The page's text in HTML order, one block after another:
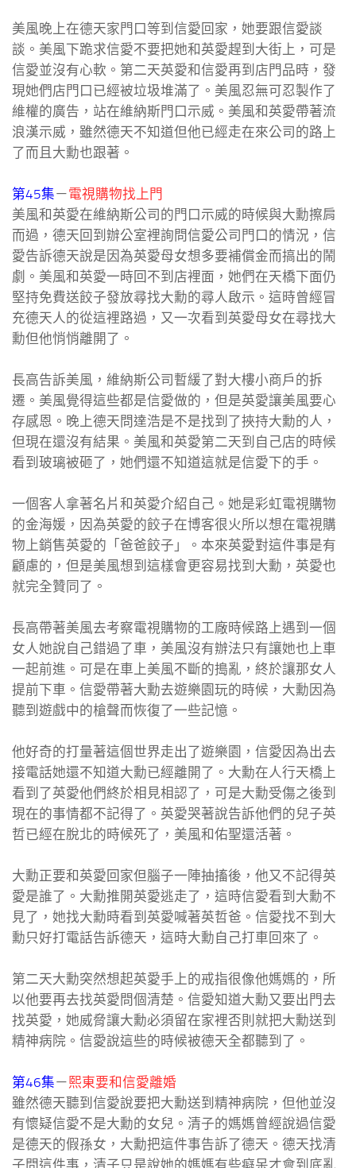
美風晚上在德天家門口等到信愛回家，她要跟信愛談
談。美風下跪求信愛不要把她和英愛趕到大街上，可是
信愛並沒有心軟。第二天英愛和信愛再到店門品時，發
現她們店門口已經被垃圾堆滿了。美風忍無可忍製作了
維權的廣告，站在維納斯門口示威。美風和英愛帶著流
浪漢示威，雖然德天不知道但他已經走在來公司的路上
了而且大勳也跟著。
第45集－電視購物找上門
美風和英愛在維納斯公司的門口示威的時候與大勳擦肩
而過，德天回到辦公室裡詢問信愛公司門口的情況，信
愛告訴德天說是因為英愛母女想多要補償金而搞出的鬧
劇。美風和英愛一時回不到店裡面，她們在天橋下面仍
堅持免費送餃子發放尋找大勳的尋人啟示。這時曾經冒
充德天人的從這裡路過，又一次看到英愛母女在尋找大
勳但他悄悄離開了。
長高告訴美風，維納斯公司暫緩了對大樓小商戶的拆
遷。美風覺得這些都是信愛做的，但是英愛讓美風要心
存感恩。晚上德天問達浩是不是找到了挾持大勳的人，
但現在還沒有結果。美風和英愛第二天到自己店的時候
看到玻璃被砸了，她們還不知道這就是信愛下的手。
一個客人拿著名片和英愛介紹自己。她是彩虹電視購物
的金海媛，因為英愛的餃子在博客很火所以想在電視購
物上銷售英愛的「爸爸餃子」。本來英愛對這件事是有
顧慮的，但是美風想到這樣會更容易找到大勳，英愛也
就完全贊同了。
長高帶著美風去考察電視購物的工廠時候路上遇到一個
女人她說自己錯過了車，美風沒有辦法只有讓她也上車
一起前進。可是在車上美風不斷的搗亂，終於讓那女人
提前下車。信愛帶著大勳去遊樂園玩的時候，大勳因為
聽到遊戲中的槍聲而恢復了一些記憶。
他好奇的打量著這個世界走出了遊樂園，信愛因為出去
接電話她還不知道大勳已經離開了。大勳在人行天橋上
看到了英愛他們終於相見相認了，可是大勳受傷之後到
現在的事情都不記得了。英愛哭著說告訴他們的兒子英
哲已經在脫北的時候死了，美風和佑聖還活著。
大勳正要和英愛回家但腦子一陣抽搐後，他又不記得英
愛是誰了。大勳推開英愛逃走了，這時信愛看到大勳不
見了，她找大勳時看到英愛喊著英哲爸。信愛找不到大
勳只好打電話告訴德天，這時大勳自己打車回來了。
第二天大勳突然想起英愛手上的戒指很像他媽媽的，所
以他要再去找英愛問個清楚。信愛知道大勳又要出門去
找英愛，她威脅讓大勳必須留在家裡否則就把大勳送到
精神病院。信愛說這些的時候被德天全都聽到了。
第46集－熙東要和信愛離婚
雖然德天聽到信愛說要把大勳送到精神病院，但他並沒
有懷疑信愛不是大勳的女兒。清子的媽媽曾經說過信愛
是德天的假孫女，大勳把這件事告訴了德天。德天找清